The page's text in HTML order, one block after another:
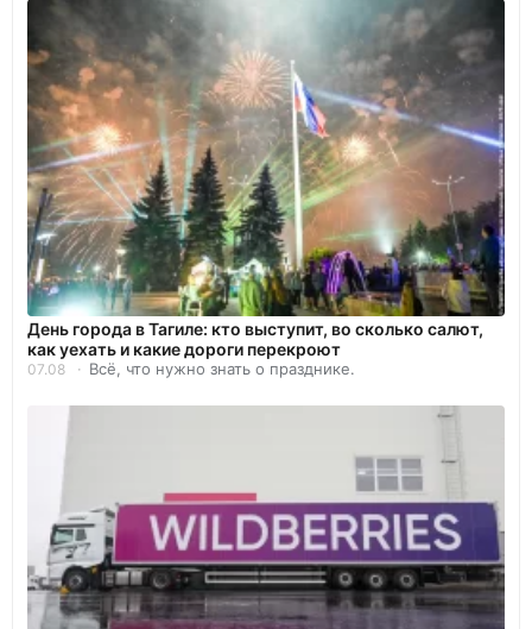
День города в Тагиле: кто выступит, во сколько салют,
как уехать и какие дороги перекроют
07.08 Всё, что нужно знать о празднике.